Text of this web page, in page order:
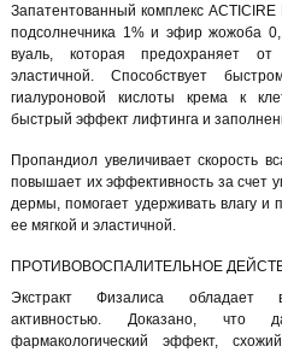
Запатентованный комплекс ACTICIRE
подсолнечника 1% и эфир жожоба
вуаль, которая предохраняет
эластичной. Способствует
гиалуроновой кислоты крема к
быстрый эффект лифтинга и
Пропандиол увеличивает скорость
повышает их эффективность за счет
дермы, помогает удерживать влагу и
ее мягкой и эластичной.
ПРОТИВОВОСПАЛИТЕЛЬНОЕ
Экстракт Физалиса обладает
активностью. Доказано, что
фармакологический эффект,